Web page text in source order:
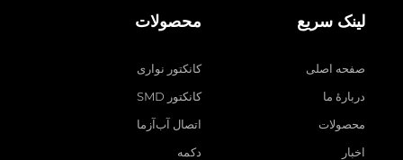
لینک سریع
صفحه اصلی
دربارهٔ ما
محصولات
اخبار
محصولات
کانکتور نواری
کانکتور SMD
اتصال آب‌آزما
دکمه